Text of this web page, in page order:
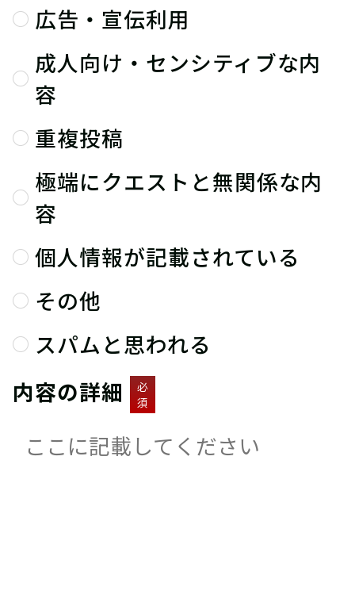
広告・宣伝利用
成人向け・センシティブな内
容
重複投稿
極端にクエストと無関係な内
容
個人情報が記載されている
その他
スパムと思われる
内容の詳細
必
須